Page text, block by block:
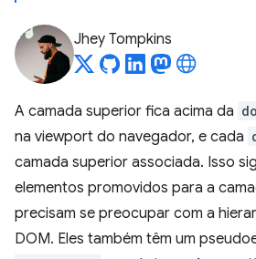
Jhey Tompkins
A camada superior fica acima da
na viewport do navegador, e cada
camada superior associada. Isso
elementos promovidos para a
precisam se preocupar com a
DOM. Eles também têm um